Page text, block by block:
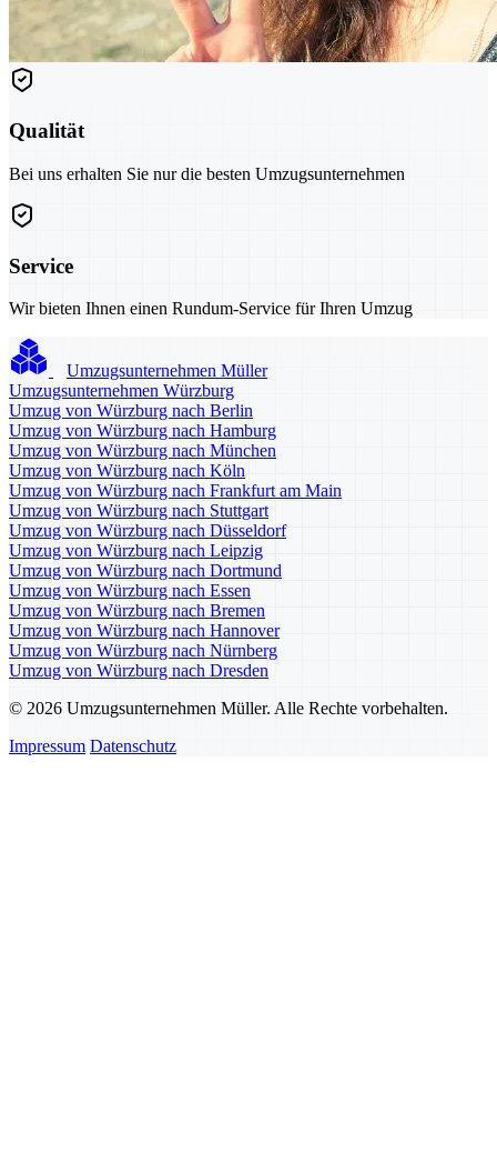
Qualität
Bei uns erhalten Sie nur die besten Umzugsunternehmen
Service
Wir bieten Ihnen einen Rundum-Service für Ihren Umzug
Umzugsunternehmen Müller
Umzugsunternehmen Würzburg
Umzug von Würzburg nach Berlin
Umzug von Würzburg nach Hamburg
Umzug von Würzburg nach München
Umzug von Würzburg nach Köln
Umzug von Würzburg nach Frankfurt am Main
Umzug von Würzburg nach Stuttgart
Umzug von Würzburg nach Düsseldorf
Umzug von Würzburg nach Leipzig
Umzug von Würzburg nach Dortmund
Umzug von Würzburg nach Essen
Umzug von Würzburg nach Bremen
Umzug von Würzburg nach Hannover
Umzug von Würzburg nach Nürnberg
Umzug von Würzburg nach Dresden
© 2026 Umzugsunternehmen Müller. Alle Rechte vorbehalten.
Impressum Datenschutz